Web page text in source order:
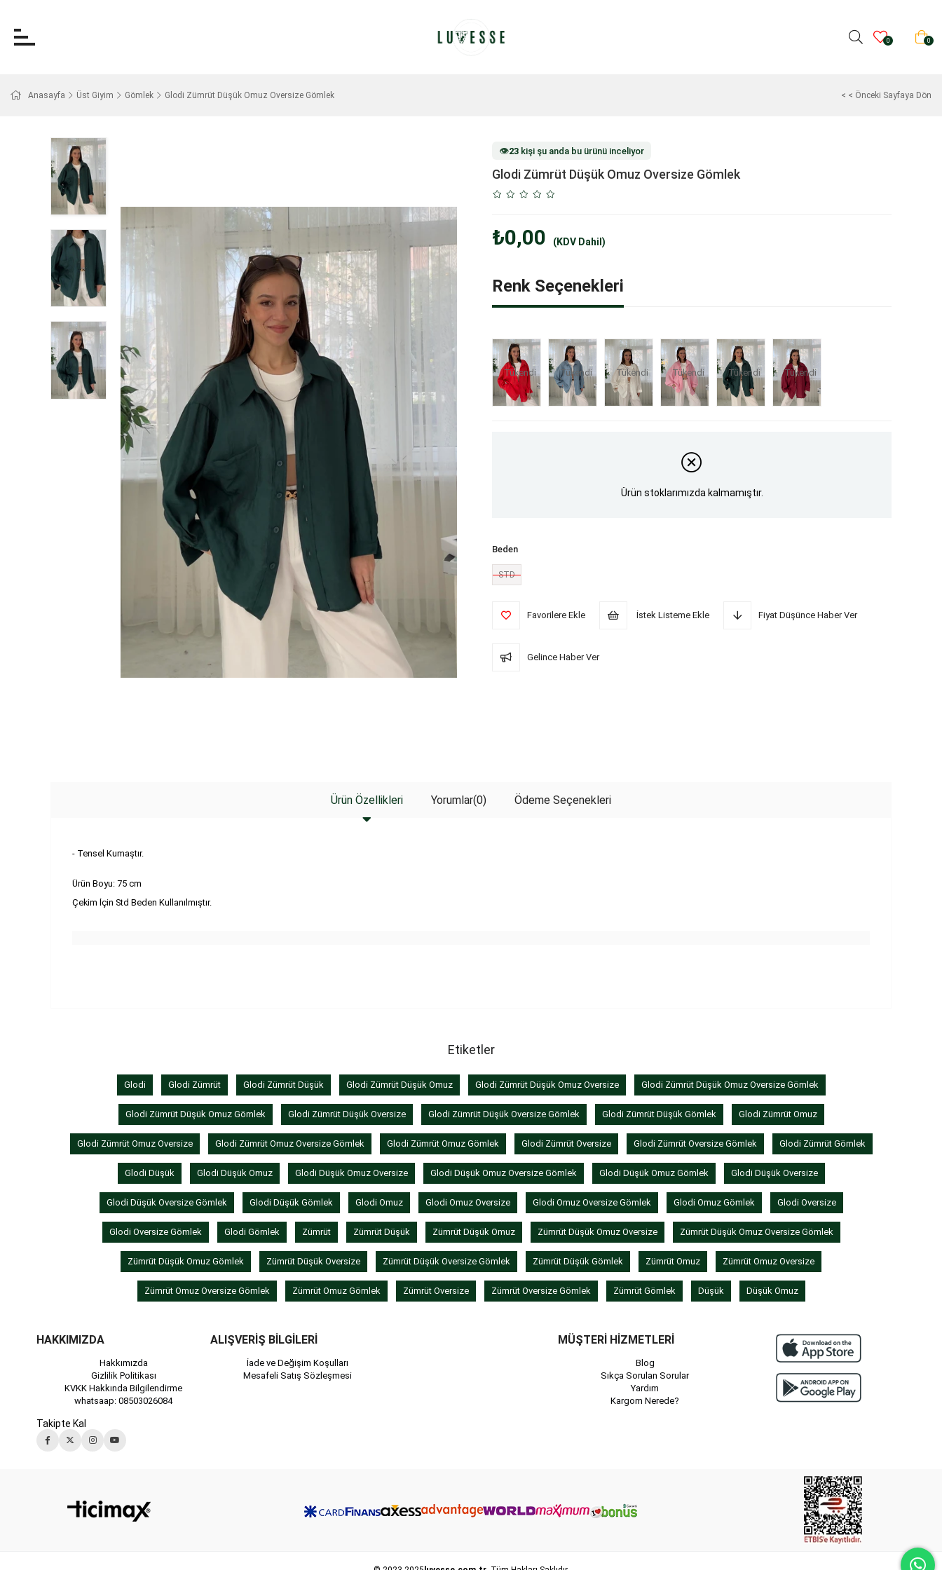
0 0
Anasayfa Üst Giyim Gömlek Glodi Zümrüt Düşük Omuz Oversize Gömlek < < Önceki Sayfaya Dön
👁️23 kişi şu anda bu ürünü inceliyor
Glodi Zümrüt Düşük Omuz Oversize Gömlek
₺0,00 (KDV Dahil)
Renk Seçenekleri
Tükendi Tükendi Tükendi Tükendi Tükendi Tükendi
Ürün stoklarımızda kalmamıştır.
Beden
STD
Favorilere Ekle İstek Listeme Ekle Fiyat Düşünce Haber Ver
Gelince Haber Ver
Ürün Özellikleri Yorumlar(0) Ödeme Seçenekleri
- Tensel Kumaştır.
Ürün Boyu: 75 cm
Çekim İçin Std Beden Kullanılmıştır.
Etiketler
Glodi Glodi Zümrüt Glodi Zümrüt Düşük Glodi Zümrüt Düşük Omuz Glodi Zümrüt Düşük Omuz Oversize Glodi Zümrüt Düşük Omuz Oversize Gömlek
Glodi Zümrüt Düşük Omuz Gömlek Glodi Zümrüt Düşük Oversize Glodi Zümrüt Düşük Oversize Gömlek Glodi Zümrüt Düşük Gömlek Glodi Zümrüt Omuz
Glodi Zümrüt Omuz Oversize Glodi Zümrüt Omuz Oversize Gömlek Glodi Zümrüt Omuz Gömlek Glodi Zümrüt Oversize Glodi Zümrüt Oversize Gömlek Glodi Zümrüt Gömlek
Glodi Düşük Glodi Düşük Omuz Glodi Düşük Omuz Oversize Glodi Düşük Omuz Oversize Gömlek Glodi Düşük Omuz Gömlek Glodi Düşük Oversize
Glodi Düşük Oversize Gömlek Glodi Düşük Gömlek Glodi Omuz Glodi Omuz Oversize Glodi Omuz Oversize Gömlek Glodi Omuz Gömlek Glodi Oversize
Glodi Oversize Gömlek Glodi Gömlek Zümrüt Zümrüt Düşük Zümrüt Düşük Omuz Zümrüt Düşük Omuz Oversize Zümrüt Düşük Omuz Oversize Gömlek
Zümrüt Düşük Omuz Gömlek Zümrüt Düşük Oversize Zümrüt Düşük Oversize Gömlek Zümrüt Düşük Gömlek Zümrüt Omuz Zümrüt Omuz Oversize
Zümrüt Omuz Oversize Gömlek Zümrüt Omuz Gömlek Zümrüt Oversize Zümrüt Oversize Gömlek Zümrüt Gömlek Düşük Düşük Omuz
HAKKIMIZDA
Hakkımızda
Gizlilik Politikası
KVKK Hakkında Bilgilendirme
whatsaap: 08503026084
Takipte Kal
ALIŞVERİŞ BİLGİLERİ
İade ve Değişim Koşulları
Mesafeli Satış Sözleşmesi
MÜŞTERİ HİZMETLERİ
Blog
Sıkça Sorulan Sorular
Yardım
Kargom Nerede?